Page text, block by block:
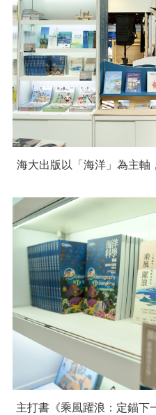
海大出版以「海洋」為主軸
主打書《乘風躍浪：定錨下